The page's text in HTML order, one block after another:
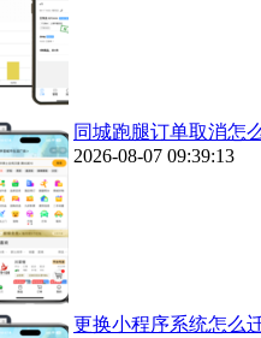
同城跑腿订单取消怎
2026-08-07 09:39:13
更换小程序系统怎么